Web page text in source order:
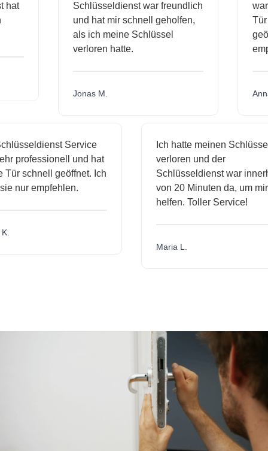
hat
Schlüsseldienst war freundlich
und hat mir schnell geholfen,
als ich meine Schlüssel
verloren hatte.
Jonas M.
Service
professionell und hat
schnell geöffnet. Ich
nur empfehlen.
Ich hatte meinen Schlüssel
verloren und der
Schlüsseldienst war
von 20 Minuten da, um mir
helfen. Toller Service!
Maria L.